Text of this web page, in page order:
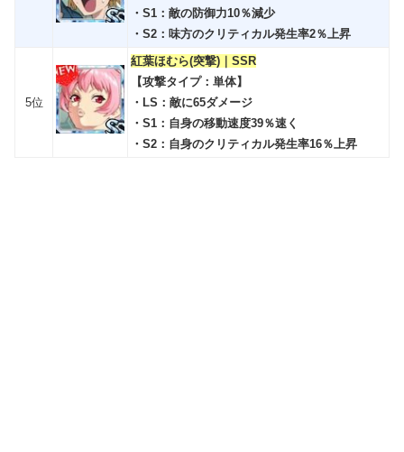
・S1：敵の防御力10％減少
・S2：味方のクリティカル発生率2％上昇
5位
紅葉ほむら(突撃)｜SSR
【攻撃タイプ：単体】
・LS：敵に65ダメージ
・S1：自身の移動速度39％速く
・S2：自身のクリティカル発生率16％上昇